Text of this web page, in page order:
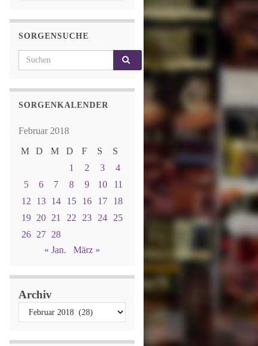
SORGENSUCHE
Search for:
SORGENKALENDER
Februar 2018
M
D M D F S
S
1
2 3
4
5
6 7 8 9 10
11
12
13 14 15 16 17
18
19
20 21 22 23 24
25
26
27
28
« Jan.
März »
Archiv